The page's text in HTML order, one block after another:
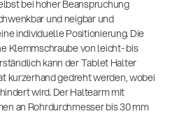
bei hoher Beanspruchung
und neigbar und
individuelle Positionierung. Die
Klemmschraube von leicht- bis
kann der Tablet Halter
kurzerhand gedreht werden, wobei
wird. Der Haltearm mit
an Rohrdurchmesser bis 30 mm